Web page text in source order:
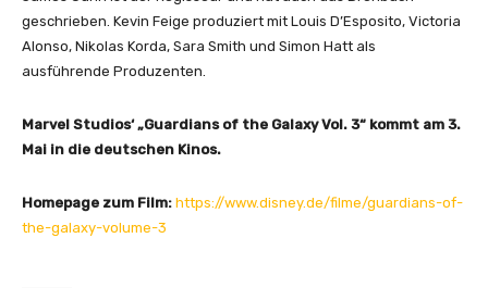
geschrieben. Kevin Feige produziert mit Louis D’Esposito, Victoria
Alonso, Nikolas Korda, Sara Smith und Simon Hatt als
ausführende Produzenten.
Marvel Studios‘ „Guardians of the Galaxy Vol. 3“ kommt am 3.
Mai in die deutschen Kinos.
Homepage zum Film: https://www.disney.de/filme/guardians-of-
the-galaxy-volume-3